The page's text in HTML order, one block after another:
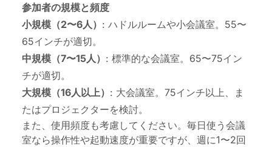
参加者の規模と頻度
小規模（2〜6人） : ハドルルームや小会議室。55〜
65インチが適切。
中規模（7〜15人） : 標準的な会議室。65〜75イン
チが適切。
大規模（16人以上） : 大会議室。75インチ以上、ま
たはプロジェクターを検討。
また、使用頻度も考慮してください。毎日使う会議
室なら操作性や起動速度が重要ですが、週に1〜2回